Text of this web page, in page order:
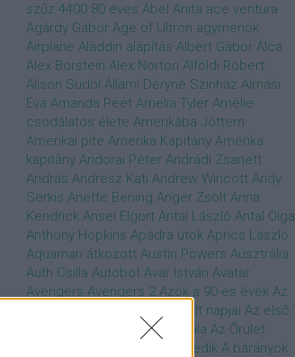
szűz 4400 80 éves Ábel Anita ace ventura
Agárdy Gábor Age of Ultron agymenok
Airplane Aladdin alapítás Albert Gábor Álca
Alex Borstein Alex Norton Alföldi Róbert
Alison Sudol Állami Déryné Színház Almási
Éva Amanda Peet Amelia Tyler Amélie
csodálatos élete Amerikába Jöttem
Amerikai pite Amerika Kapitány Amerika
kapitány Andorai Péter Andrádi Zsanett
András Andresz Kati Andrew Wincott Andy
Serkis Anette Bening Anger Zsolt Anna
Kendrick Ansel Elgort Antal László Antal Olga
Anthony Hopkins Apádra ütök Aprics László
Aquaman átkozott Austin Powers Ausztrália
Auth Csilla Autobot Avar István Avatar
Avengers Avengers 2 Azok a 90-es évek Az
Az eljövendő múlt napjai Az első
Az igazság hajnala Az Őrület
Az Utolsó Jedik A bárányok